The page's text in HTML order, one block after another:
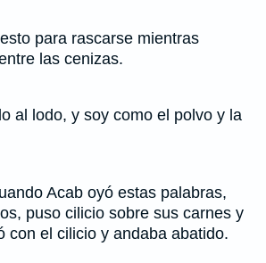
para rascarse mientras
las cenizas.
al lodo, y soy como el polvo y la
Acab oyó estas palabras,
puso cilicio sobre sus carnes y
con el cilicio y andaba abatido.